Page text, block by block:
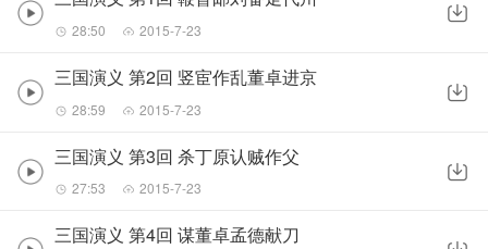
28:50 2015-7-23
三国演义 第2回 竖宦作乱董卓进京
28:59 2015-7-23
三国演义 第3回 杀丁原认贼作父
27:53 2015-7-23
三国演义 第4回 谋董卓孟德献刀